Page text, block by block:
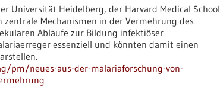
Universität Heidelberg, der Harvard Medical School
Mechanismen in der Vermehrung des
Abläufe zur Bildung infektiöser
essenziell und könnten damit einen
pm/neues-aus-der-malariaforschung-von-